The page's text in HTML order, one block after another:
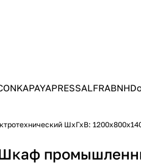
ONKAPAYAPRESSALFRABNH
ШхГхВ: